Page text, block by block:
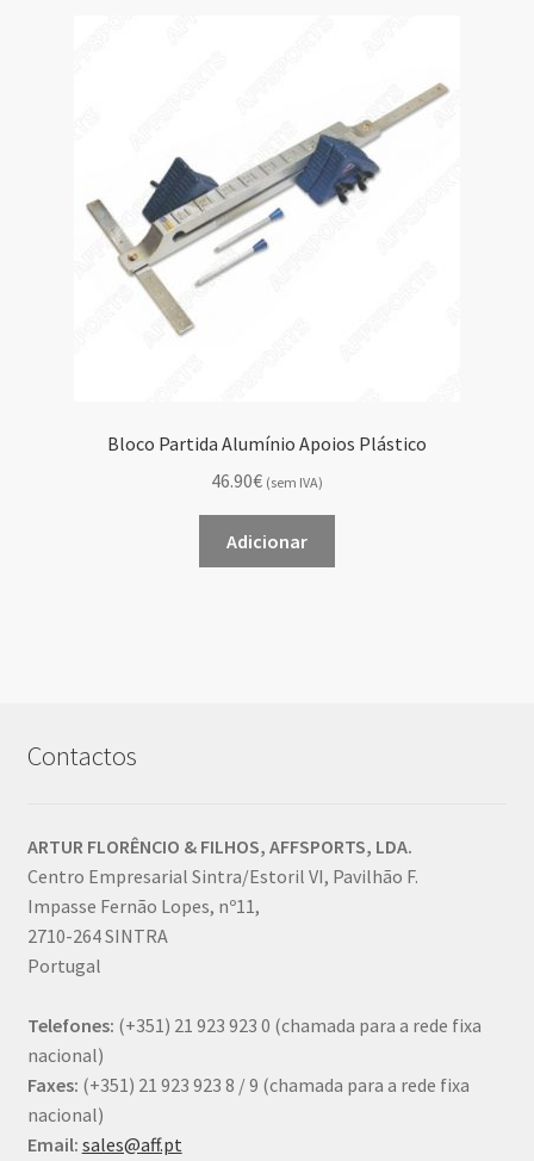
Bloco Partida Alumínio Apoios Plástico
46.90€ (sem IVA)
Adicionar
Contactos
ARTUR FLORÊNCIO & FILHOS, AFFSPORTS, LDA.
Centro Empresarial Sintra/Estoril VI, Pavilhão F.
Impasse Fernão Lopes, nº11,
2710-264 SINTRA
Portugal
Telefones: (+351) 21 923 923 0 (chamada para a rede fixa
nacional)
Faxes: (+351) 21 923 923 8 / 9 (chamada para a rede fixa
nacional)
Email: sales@aff.pt